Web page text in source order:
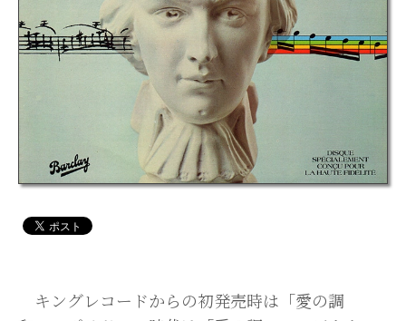
キングレコードからの初発売時は「愛の調